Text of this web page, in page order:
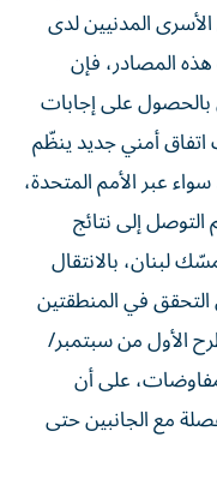
المدنيين لدى
المصادر، فإن
بالحصول على إجابات
أمني جديد ينظّم
عبر الأمم المتحدة،
إلى نتائج
لبنان، بالانتقال
في المنطقتين
الأول من سبتمبر/
على أن
مع الجانبين حتى